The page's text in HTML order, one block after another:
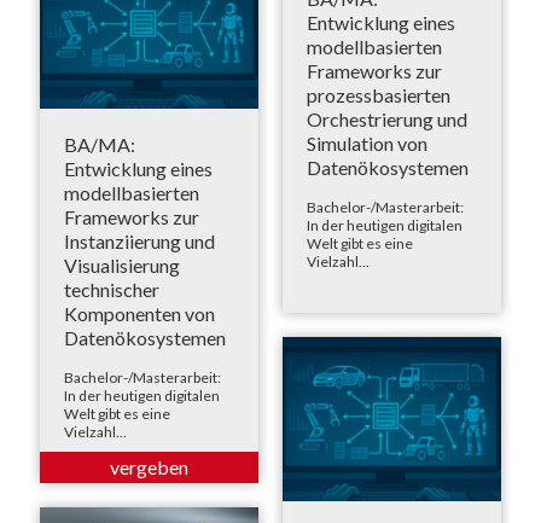
Entwicklung eines
modellbasierten
Frameworks zur
prozessbasierten
Orchestrierung und
Simulation von
Datenökosystemen
Bachelor-/Masterarbeit:
In der heutigen digitalen
Welt gibt es eine
Vielzahl...
BA/MA:
Entwicklung eines
modellbasierten
Frameworks zur
Instanziierung und
Visualisierung
technischer
Komponenten von
Datenökosystemen
Bachelor-/Masterarbeit:
In der heutigen digitalen
Welt gibt es eine
Vielzahl...